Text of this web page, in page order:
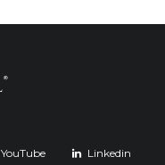
YouTube Linkedin